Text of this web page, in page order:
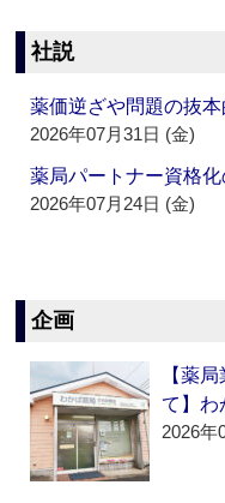
社説
薬価逆ざや問題の抜
2026年07月31日 (金)
薬局パートナー資格
2026年07月24日 (金)
企画
【薬
て】わ
2026年